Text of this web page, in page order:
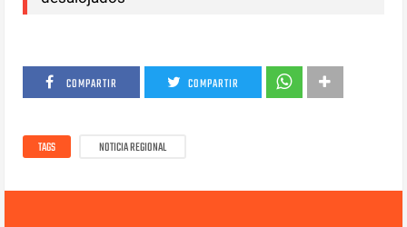
COMPARTIR COMPARTIR
TAGS NOTICIA REGIONAL